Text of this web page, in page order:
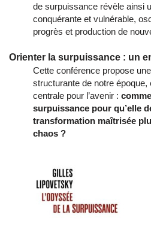
de surpuissance révèle ainsi
conquérante et vulnérable,
progrès et production de
Orienter la surpuissance : un
Cette conférence propose
structurante de notre époque,
centrale pour l’avenir :
surpuissance pour qu’elle
transformation maîtrisée
chaos ?